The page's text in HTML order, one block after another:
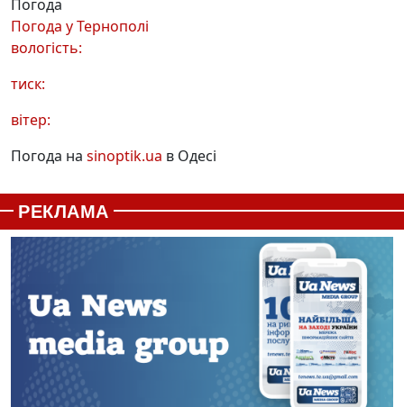
Погода
Погода уТернополі
вологість:
тиск:
вітер:
Погода на sinoptik.ua в Одесі
РЕКЛАМА